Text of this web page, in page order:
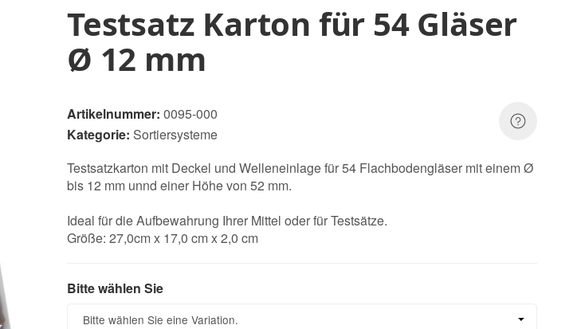
Testsatz Karton für 54 Gläser
Ø 12 mm
Artikelnummer: 0095-000
Kategorie: Sortiersysteme
Testsatzkarton mit Deckel und Welleneinlage für 54 Flachbodengläser mit einem Ø
bis 12 mm unnd einer Höhe von 52 mm.
Ideal für die Aufbewahrung Ihrer Mittel oder für Testsätze.
Größe: 27,0cm x 17,0 cm x 2,0 cm
Bitte wählen Sie
Bitte wählen Sie eine Variation.